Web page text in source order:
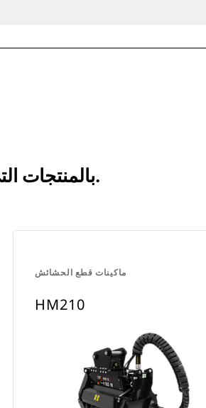
انظر كيف يقارن HM208 بالمنتجات التي تتم مقارنتها بشكل متكرر.
ماكينات قطع الحشائش
HM210